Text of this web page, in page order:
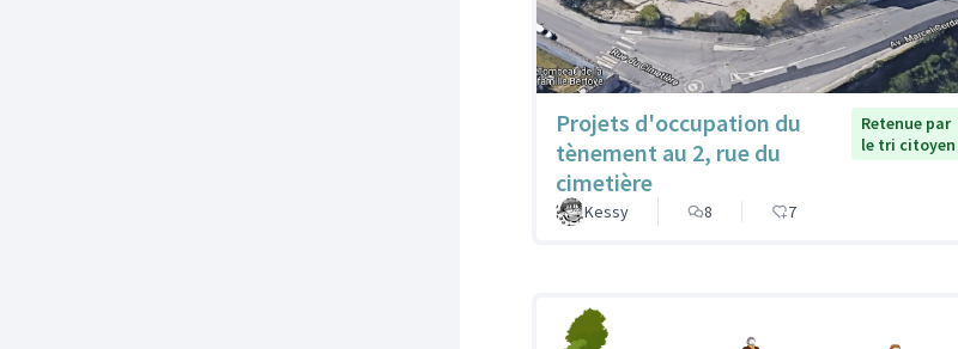
Projets d'occupation du
tènement au 2, rue du
cimetière
Retenue par
le tri citoyen
Kessy 8 7